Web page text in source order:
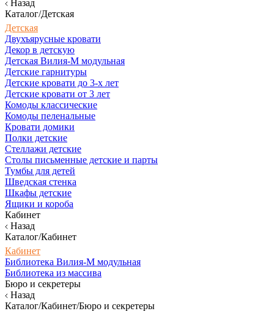
Назад
Каталог/Детская
Детская
Двухъярусные кровати
Декор в детскую
Детская Вилия-М модульная
Детские гарнитуры
Детские кровати до 3-х лет
Детские кровати от 3 лет
Комоды классические
Комоды пеленальные
Кровати домики
Полки детские
Стеллажи детские
Столы письменные детские и парты
Тумбы для детей
Шведская стенка
Шкафы детские
Ящики и короба
Кабинет
Назад
Каталог/Кабинет
Кабинет
Библиотека Вилия-М модульная
Библиотека из массива
Бюро и секретеры
Назад
Каталог/Кабинет/Бюро и секретеры